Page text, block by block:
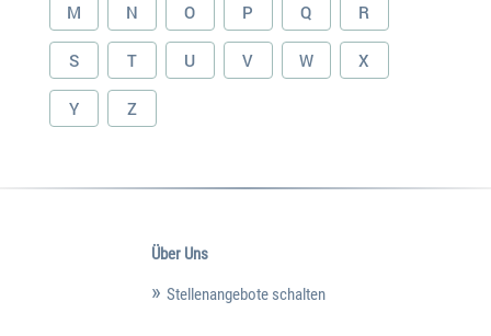
M N O P Q R
S T U V W X
Y Z
Über Uns
Stellenangebote schalten